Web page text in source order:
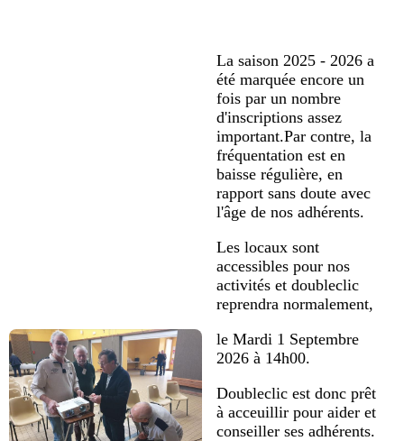
La saison 2025 - 2026 a
été marquée encore un
fois par un nombre
d'inscriptions assez
important.Par contre, la
fréquentation est en
baisse régulière, en
rapport sans doute avec
l'âge de nos adhérents.
Les locaux sont
accessibles pour nos
activités et doubleclic
reprendra normalement,
le Mardi 1 Septembre
2026 à 14h00.
Doubleclic est donc prêt
à acceuillir pour aider et
conseiller ses adhérents.